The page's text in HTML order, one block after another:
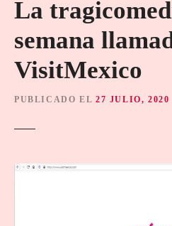
La
semana
VisitMexico
PUBLICADO EL 27 JULIO, 2020